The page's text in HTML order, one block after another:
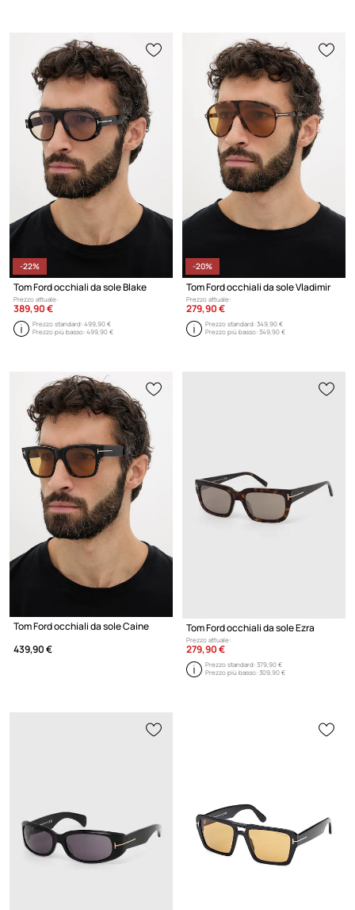
-22%
Tom Ford occhiali da sole Blake
Prezzo attuale:
389,90 €
Prezzo standard:499,90 €
Prezzo più basso:499,90 €
-20%
Tom Ford occhiali da sole Vladimir
Prezzo attuale:
279,90 €
Prezzo standard:349,90 €
Prezzo più basso:349,90 €
Tom Ford occhiali da sole Caine
439,90 €
Tom Ford occhiali da sole Ezra
Prezzo attuale:
279,90 €
Prezzo standard:379,90 €
Prezzo più basso:309,90 €